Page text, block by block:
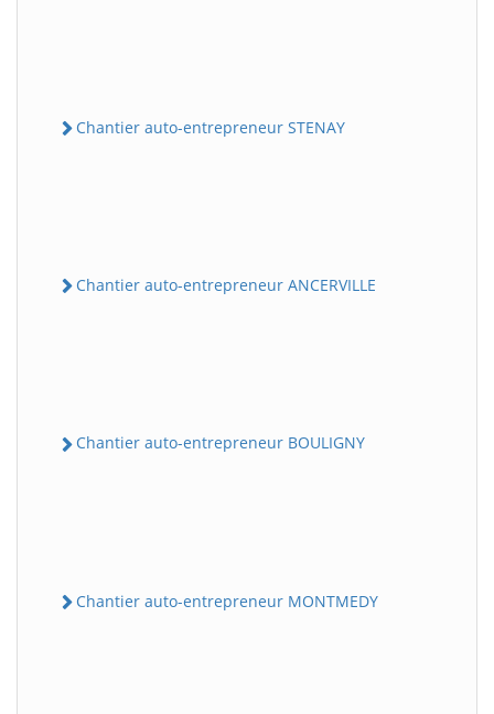
Chantier auto-entrepreneur STENAY
Chantier auto-entrepreneur ANCERVILLE
Chantier auto-entrepreneur BOULIGNY
Chantier auto-entrepreneur MONTMEDY